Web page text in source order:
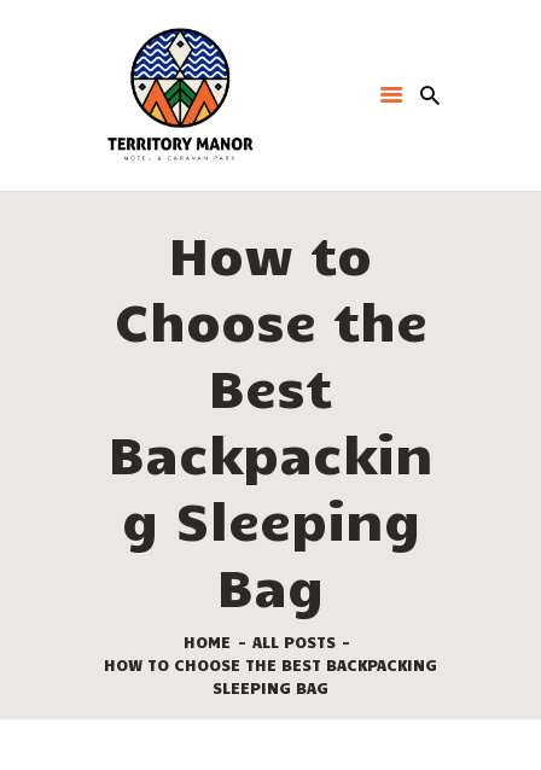
How to
Choose the
Best
Backpackin
g Sleeping
Bag
HOME
ALL POSTS
HOW TO CHOOSE THE BEST BACKPACKING
SLEEPING BAG